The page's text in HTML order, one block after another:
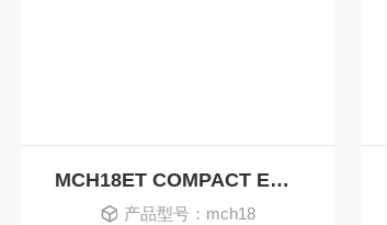
MCH18ET COMPACT EVO呼吸空气充填泵
产品型号：mch18